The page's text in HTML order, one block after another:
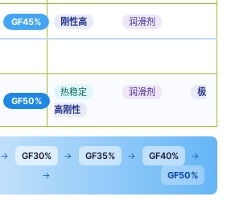
GF45% 刚性高 润滑剂
GF50%
热稳定 润滑剂
极
高刚性
→ GF30% → GF35% → GF40%
→
→ GF50%